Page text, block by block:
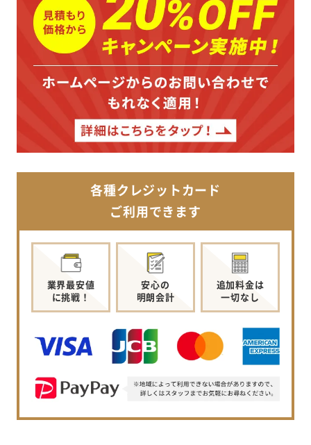
各種クレジットカード
ご利用できます
業界最安値
に挑戦！
安心の
明朗会計
追加料金は
一切なし